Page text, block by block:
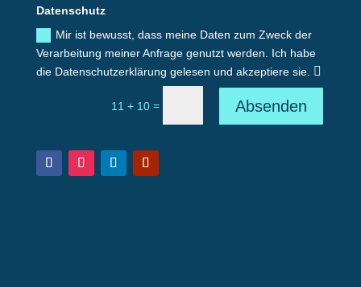
Datenschutz
Mir ist bewusst, dass meine Daten zum Zweck der
Verarbeitung meiner Anfrage genutzt werden. Ich habe
die Datenschutzerklärung gelesen und akzeptiere sie.
11 + 10 = Absenden